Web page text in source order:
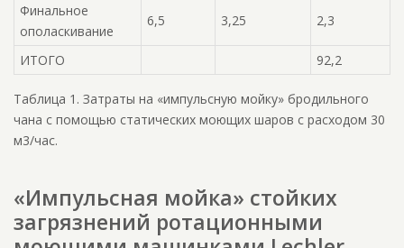
Финальное
ополаскивание
6,5 3,25 2,3
ИТОГО 92,2
Таблица 1. Затраты на «импульсную мойку» бродильного
чана с помощью статических моющих шаров с расходом 30
м3/час.
«Импульсная мойка» стойких
загрязнений ротационными